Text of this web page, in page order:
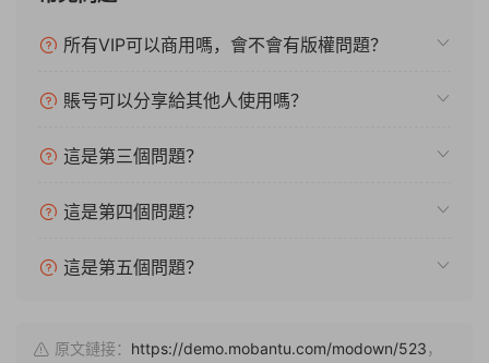
所有VIP可以商用嗎，會不會有版權問題？
賬号可以分享給其他人使用嗎？
這是第三個問題？
這是第四個問題？
這是第五個問題？
原文鏈接： https://demo.mobantu.com/modown/523 ，